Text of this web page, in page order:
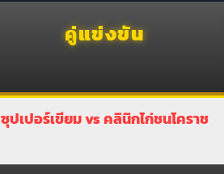
คู่แข่งขัน
ซุปเปอร์เขียม vs คลินิกไก่ชนโคราช